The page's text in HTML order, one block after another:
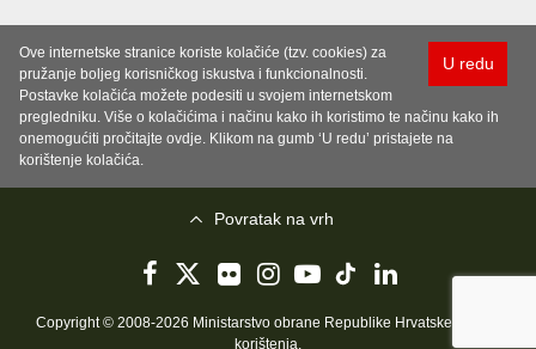
U redu
Ove internetske stranice koriste kolačiće (tzv. cookies) za
pružanje boljeg korisničkog iskustva i funkcionalnosti.
Postavke kolačića možete podesiti u svojem internetskom
pregledniku. Više o kolačićima i načinu kako ih koristimo te načinu kako ih
onemogućiti pročitajte ovdje. Klikom na gumb ‘U redu’ pristajete na
korištenje kolačića.
Povratak na vrh
Copyright © 2008-2026 Ministarstvo obrane Republike Hrvatske..
korištenja.